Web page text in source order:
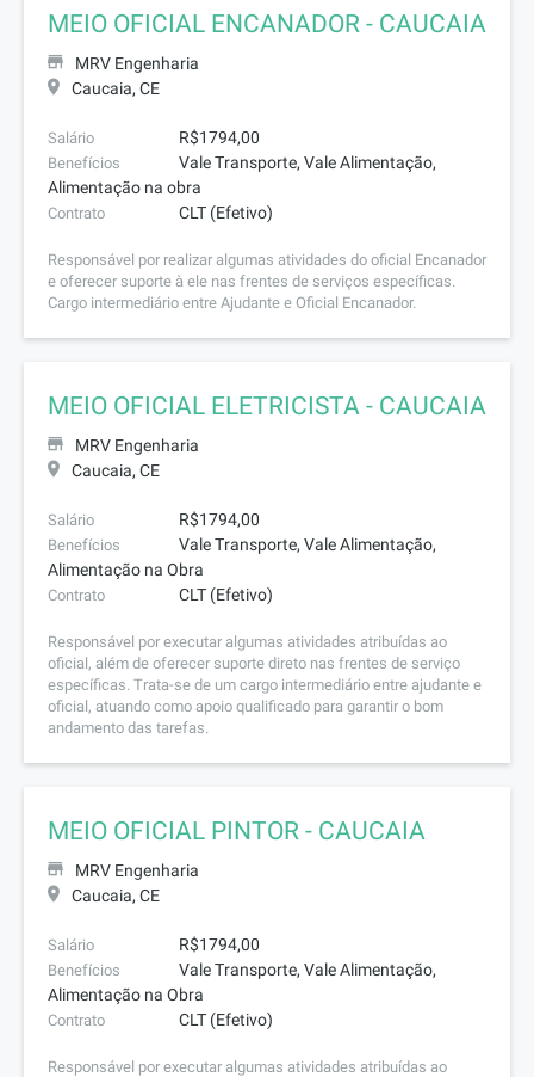
MEIO OFICIAL ENCANADOR - CAUCAIA
MRV Engenharia
Caucaia, CE
Salário R$1794,00
Benefícios
Vale Transporte, Vale Alimentação,
Alimentação na obra
Contrato CLT (Efetivo)
Responsável por realizar algumas atividades do oficial Encanador
e oferecer suporte à ele nas frentes de serviços específicas.
Cargo intermediário entre Ajudante e Oficial Encanador.
MEIO OFICIAL ELETRICISTA - CAUCAIA
MRV Engenharia
Caucaia, CE
Salário R$1794,00
Benefícios
Vale Transporte, Vale Alimentação,
Alimentação na Obra
Contrato CLT (Efetivo)
Responsável por executar algumas atividades atribuídas ao
oficial, além de oferecer suporte direto nas frentes de serviço
específicas. Trata-se de um cargo intermediário entre ajudante e
oficial, atuando como apoio qualificado para garantir o bom
andamento das tarefas.
MEIO OFICIAL PINTOR - CAUCAIA
MRV Engenharia
Caucaia, CE
Salário R$1794,00
Benefícios
Vale Transporte, Vale Alimentação,
Alimentação na Obra
Contrato CLT (Efetivo)
Responsável por executar algumas atividades atribuídas ao